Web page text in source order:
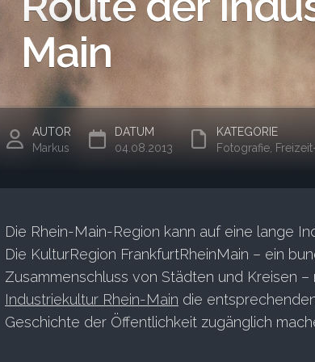
Main
AUTOR
Markus
DATUM
04.08.2013
KATEGORIE
Fotografie
Die Rhein-Main-Region kann auf eine lange
Die KulturRegion FrankfurtRheinMain – ein
Zusammenschluss von Städten und Kreisen
Industriekultur Rhein-Main die
Geschichte der Öffentlichkeit zugänglich